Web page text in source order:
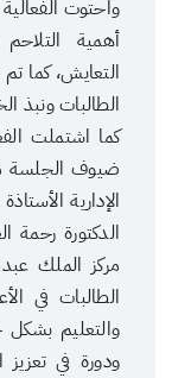
واحتوت
أهمية
التعايش، كما
الطالبات ونبذ
كما اشتملت
ضيوف الجلسة
الإدارية
الدكتورة
مركز الملك
الطالبات في
والتعليم
ودورة في